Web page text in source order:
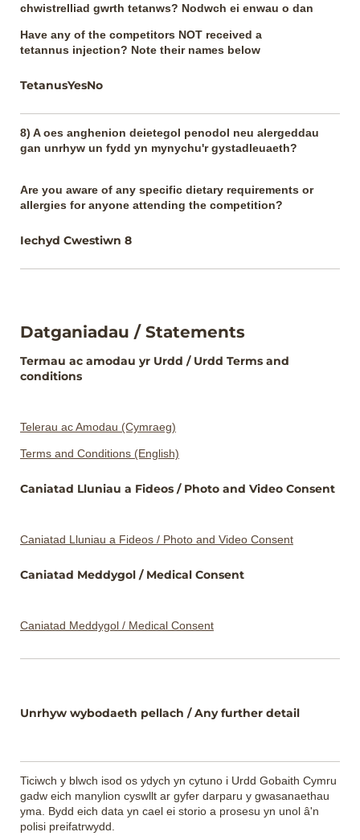
chwistrelliad gwrth tetanws? Nodwch ei enwau o dan
Have any of the competitors NOT received a
tetannus injection? Note their names below
TetanusYesNo
8) A oes anghenion deietegol penodol neu alergeddau
gan unrhyw un fydd yn mynychu'r gystadleuaeth?
Are you aware of any specific dietary requirements or
allergies for anyone attending the competition?
Iechyd Cwestiwn 8
Datganiadau / Statements
Termau ac amodau yr Urdd /​ Urdd Terms and
conditions
Telerau ac Amodau (Cymraeg)
Terms and Conditions (English)
Caniatad Lluniau a Fideos /​ Photo and Video Consent
Caniatad Lluniau a Fideos / Photo and Video Consent
Caniatad Meddygol /​ Medical Consent
Caniatad Meddygol / Medical Consent
Unrhyw wybodaeth pellach /​ Any further detail
Ticiwch y blwch isod os ydych yn cytuno i Urdd Gobaith Cymru
gadw eich manylion cyswllt ar gyfer darparu y gwasanaethau
yma. Bydd eich data yn cael ei storio a prosesu yn unol â'n
polisi preifatrwydd.